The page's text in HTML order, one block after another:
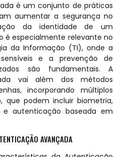
é um conjunto de práticas
aumentar a segurança no
da identidade de um
é especialmente relevante no
da Informação (TI), onde a
e a prevenção de
são fundamentais. A
vai além dos métodos
incorporando múltiplos
que podem incluir biometria,
e autenticação baseada em
AVANÇADA